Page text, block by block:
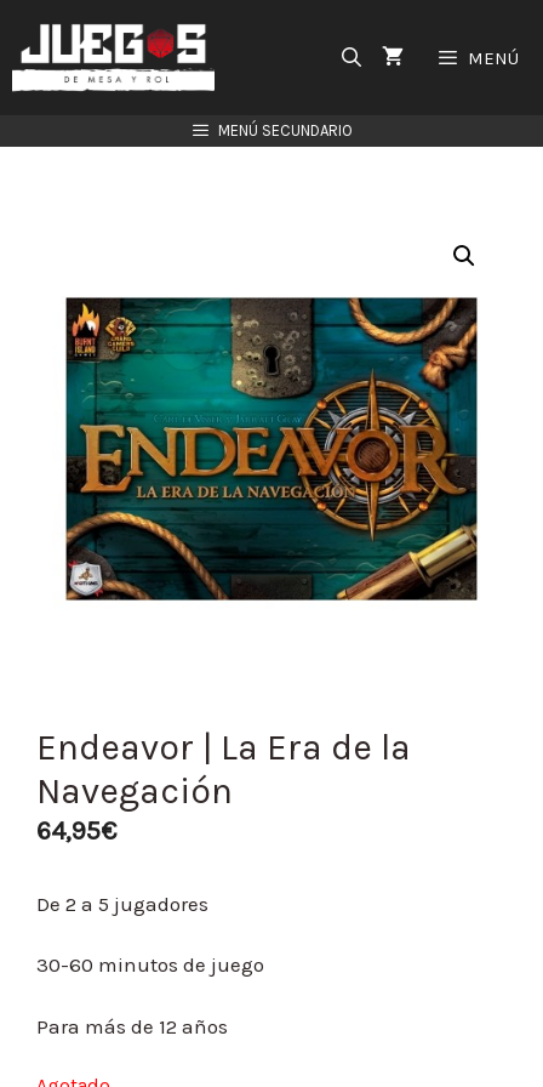
contenido
MENÚ
MENÚ SECUNDARIO
Endeavor | La Era de la
Navegación
64,95€
De 2 a 5 jugadores
30-60 minutos de juego
Para más de 12 años